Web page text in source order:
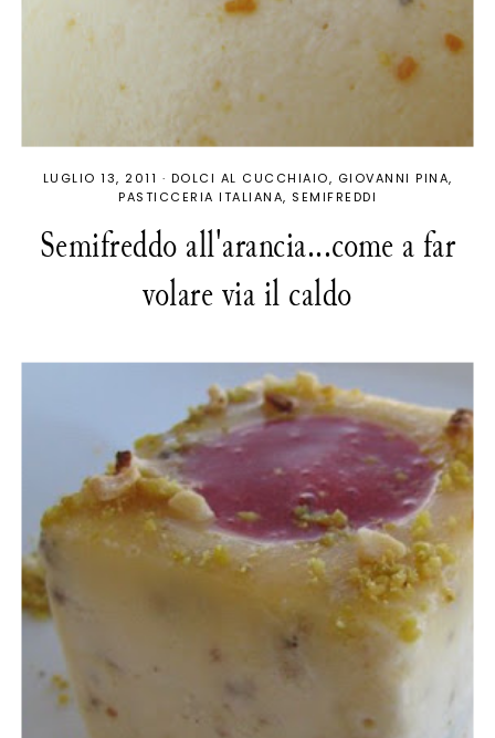
LUGLIO 13, 2011 · DOLCI AL CUCCHIAIO
GIOVANNI PINA
PASTICCERIA ITALIANA
SEMIFREDDI
Semifreddo all'arancia...come a far
volare via il caldo